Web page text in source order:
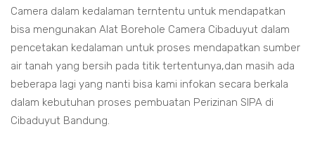
Camera dalam kedalaman terntentu untuk mendapatkan
bisa mengunakan Alat Borehole Camera Cibaduyut dalam
pencetakan kedalaman untuk proses mendapatkan sumber
air tanah yang bersih pada titik tertentunya,dan masih ada
beberapa lagi yang nanti bisa kami infokan secara berkala
dalam kebutuhan proses pembuatan Perizinan SIPA di
Cibaduyut Bandung.